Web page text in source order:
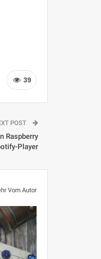
39
POST
Raspberry
Player
Vom Autor